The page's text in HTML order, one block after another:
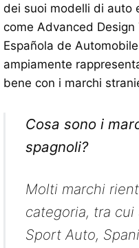
dei suoi modelli di auto
come Advanced
Española de
ampiamente
bene con i marchi
Cosa sono i
spagnoli?
Molti marchi
categoria, tra cui
Sport Auto,